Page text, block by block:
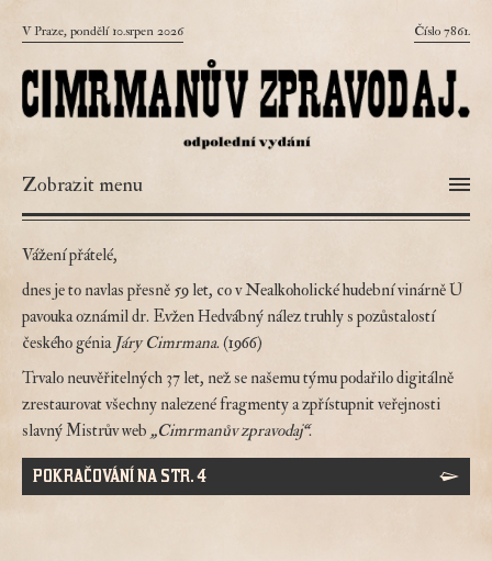
V Praze, pondělí 10.srpen 2026 Číslo 7861.
Zobrazit menu
Vážení přátelé,
dnes je to navlas přesně 59 let, co v Nealkoholické hudební vinárně U
pavouka oznámil dr. Evžen Hedvábný nález truhly s pozůstalostí
českého génia Járy Cimrmana. (1966)
Trvalo neuvěřitelných 37 let, než se našemu týmu podařilo digitálně
zrestaurovat všechny nalezené fragmenty a zpřístupnit veřejnosti
slavný Mistrův web „Cimrmanův zpravodaj“.
POKRAČOVÁNÍ NA STR. 4